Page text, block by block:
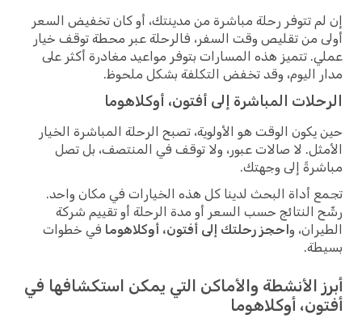
إن لم تتوفر رحلة مباشرة من مدينتك، أو كان تخفيض السعر
أولى من تقليص وقت السفر، فالرحلة عبر محطة توقف خيار
عملي. تتميز هذه المسارات بتوفر مواعيد مغادرة أكثر على
مدار اليوم، وقد تخفض التكلفة بشكل ملحوظ.
الرحلات المباشرة إلى أفتون، أوكلاهوما
حين يكون الوقت هو الأولوية، تصبح الرحلة المباشرة الخيار
الأمثل. لا صالات عبور، ولا توقف في المنتصف، بل تصل
مباشرةً إلى وجهتك.
تجمع أداة البحث لدينا كل هذه الخيارات في مكان واحد.
رشّح النتائج حسب السعر أو مدة الرحلة أو تقييم شركة
الطيران، واحجز رحلتك إلى أفتون، أوكلاهوما في خطوات
بسيطة.
أبرز الأنشطة والأماكن التي يمكن استكشافها في
أفتون، أوكلاهوما